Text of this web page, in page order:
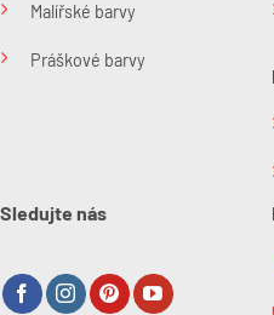
Malířské barvy
Práškové barvy
Sledujte nás